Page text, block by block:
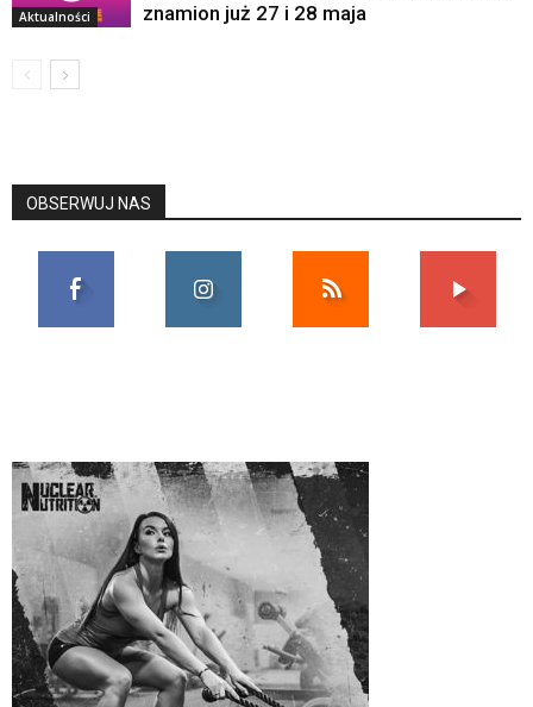
Aktualności
znamion już 27 i 28 maja
OBSERWUJ NAS